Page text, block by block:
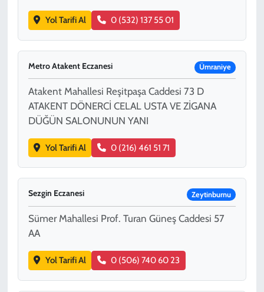
Yol Tarifi Al 0 (532) 137 55 01
Metro Atakent Eczanesi Ümraniye
Atakent Mahallesi Reşitpaşa Caddesi 73 D
ATAKENT DÖNERCİ CELAL USTA VE ZİGANA
DÜĞÜN SALONUNUN YANI
Yol Tarifi Al 0 (216) 461 51 71
Sezgin Eczanesi Zeytinburnu
Sümer Mahallesi Prof. Turan Güneş Caddesi 57
AA
Yol Tarifi Al 0 (506) 740 60 23